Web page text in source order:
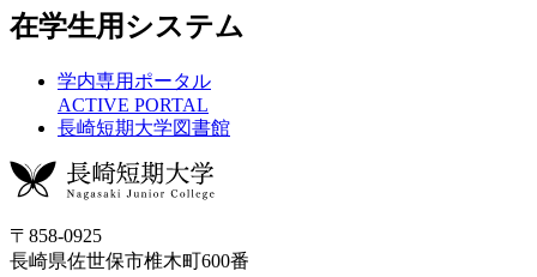
在学生用システム
学内専用ポータル
ACTIVE PORTAL
長崎短期大学図書館
〒858-0925
長崎県佐世保市椎木町600番